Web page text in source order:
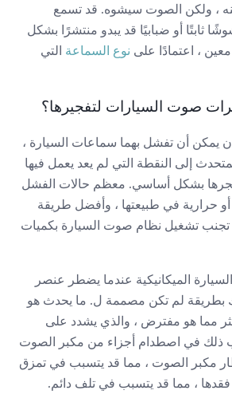
، ولكن الصوت سيشوه. قد تسمع
ثابتًا أو ضبابيًا قد يبدو منتشرًا بشكل
، اعتمادًا على نوع السماعة التي
صوت السيارات لتفجيرها؟
يمكن أن تفشل بهما سماعات السيارة ،
إلى النقطة التي لم يعد يعمل فيها
بشكل أساسي. معظم حالات الفشل
أو حرارية في طبيعتها ، وأفضل طريقة
تجنب تشغيل نظام صوت السيارة بكميات
الميكانيكية عندما يضطر عنصر
لم تكن مصممة ل. ما يحدث هو
مما هو مفترض ، والذي يشدد على
ذلك في اصطدام أجزاء من مكبر الصوت
مكبر الصوت ، مما قد يتسبب في تمزق
فقدها ، مما قد يتسبب في تلف دائم.